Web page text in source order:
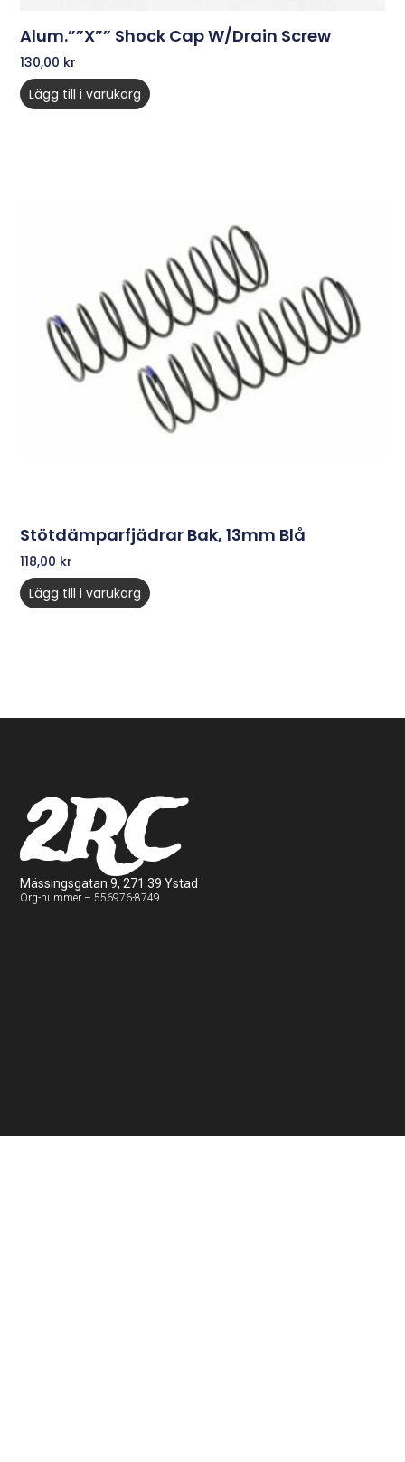
Alum.””X”” Shock Cap W/Drain Screw
130,00 kr
Lägg till i varukorg
Stötdämparfjädrar Bak, 13mm Blå
118,00 kr
Lägg till i varukorg
2RC
Mässingsgatan 9, 271 39 Ystad
Org-nummer – 556976-8749